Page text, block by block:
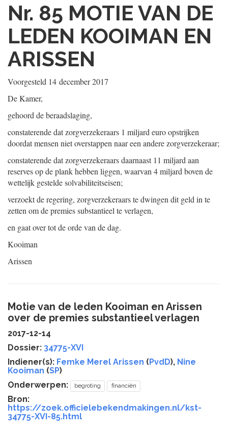
Nr. 85 MOTIE VAN DE
LEDEN KOOIMAN EN
ARISSEN
Voorgesteld 14 december 2017
De Kamer,
gehoord de beraadslaging,
constaterende dat zorgverzekeraars 1 miljard euro opstrijken
doordat mensen niet overstappen naar een andere zorgverzekeraar;
constaterende dat zorgverzekeraars daarnaast 11 miljard aan
reserves op de plank hebben liggen, waarvan 4 miljard boven de
wettelijk gestelde solvabiliteitseisen;
verzoekt de regering, zorgverzekeraars te dwingen dit geld in te
zetten om de premies substantieel te verlagen,
en gaat over tot de orde van de dag.
Kooiman
Arissen
Motie van de leden Kooiman en Arissen
over de premies substantieel verlagen
2017-12-14
Dossier: 34775-XVI
Indiener(s): Femke Merel Arissen (PvdD), Nine
Kooiman (SP)
Onderwerpen:
begroting financiën
Bron:
https://zoek.officielebekendmakingen.nl/kst-
34775-XVI-85.html